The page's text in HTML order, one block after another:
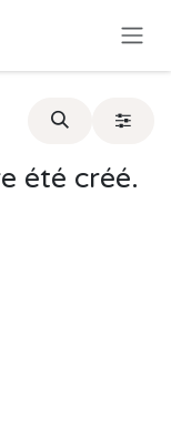
été créé.